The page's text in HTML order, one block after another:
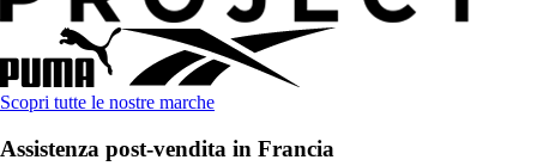
Scopri tutte le nostre marche
Assistenza post-vendita in Francia